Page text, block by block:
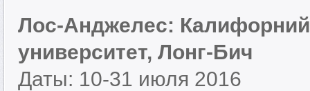
Лос-Анджелес:
университет, Лонг-Бич
Даты: 10-31 июля 2016